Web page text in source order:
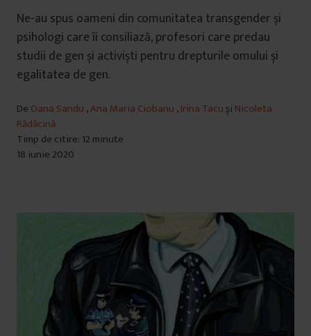
Ne-au spus oameni din comunitatea transgender și
psihologi care îi consiliază, profesori care predau
studii de gen și activiști pentru drepturile omului și
egalitatea de gen.
De Oana Sandu ,Ana Maria Ciobanu ,Irina Tacu și Nicoleta
Rădăcină
Timp de citire: 12 minute
18 iunie 2020